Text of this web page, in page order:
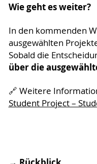
Wie geht es weiter?
In den kommenden
ausgewählten
Sobald die
über die
🔗 Weitere
Student Project –